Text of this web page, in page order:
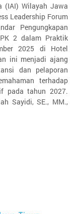
(IAI) Wilayah Jawa
Leadership Forum
Pengungkapan
2 dalam Praktik
2025 di Hotel
ini menjadi ajang
dan pelaporan
terhadap
pada tahun 2027.
Sayidi, SE., MM.,